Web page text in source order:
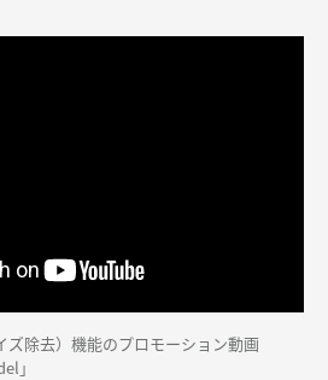
ズ除去）機能のプロモーション動画
」